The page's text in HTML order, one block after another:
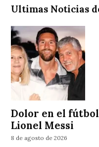
Ultimas Noticias
Dolor en el
Lionel Messi
8 de agosto de 2026